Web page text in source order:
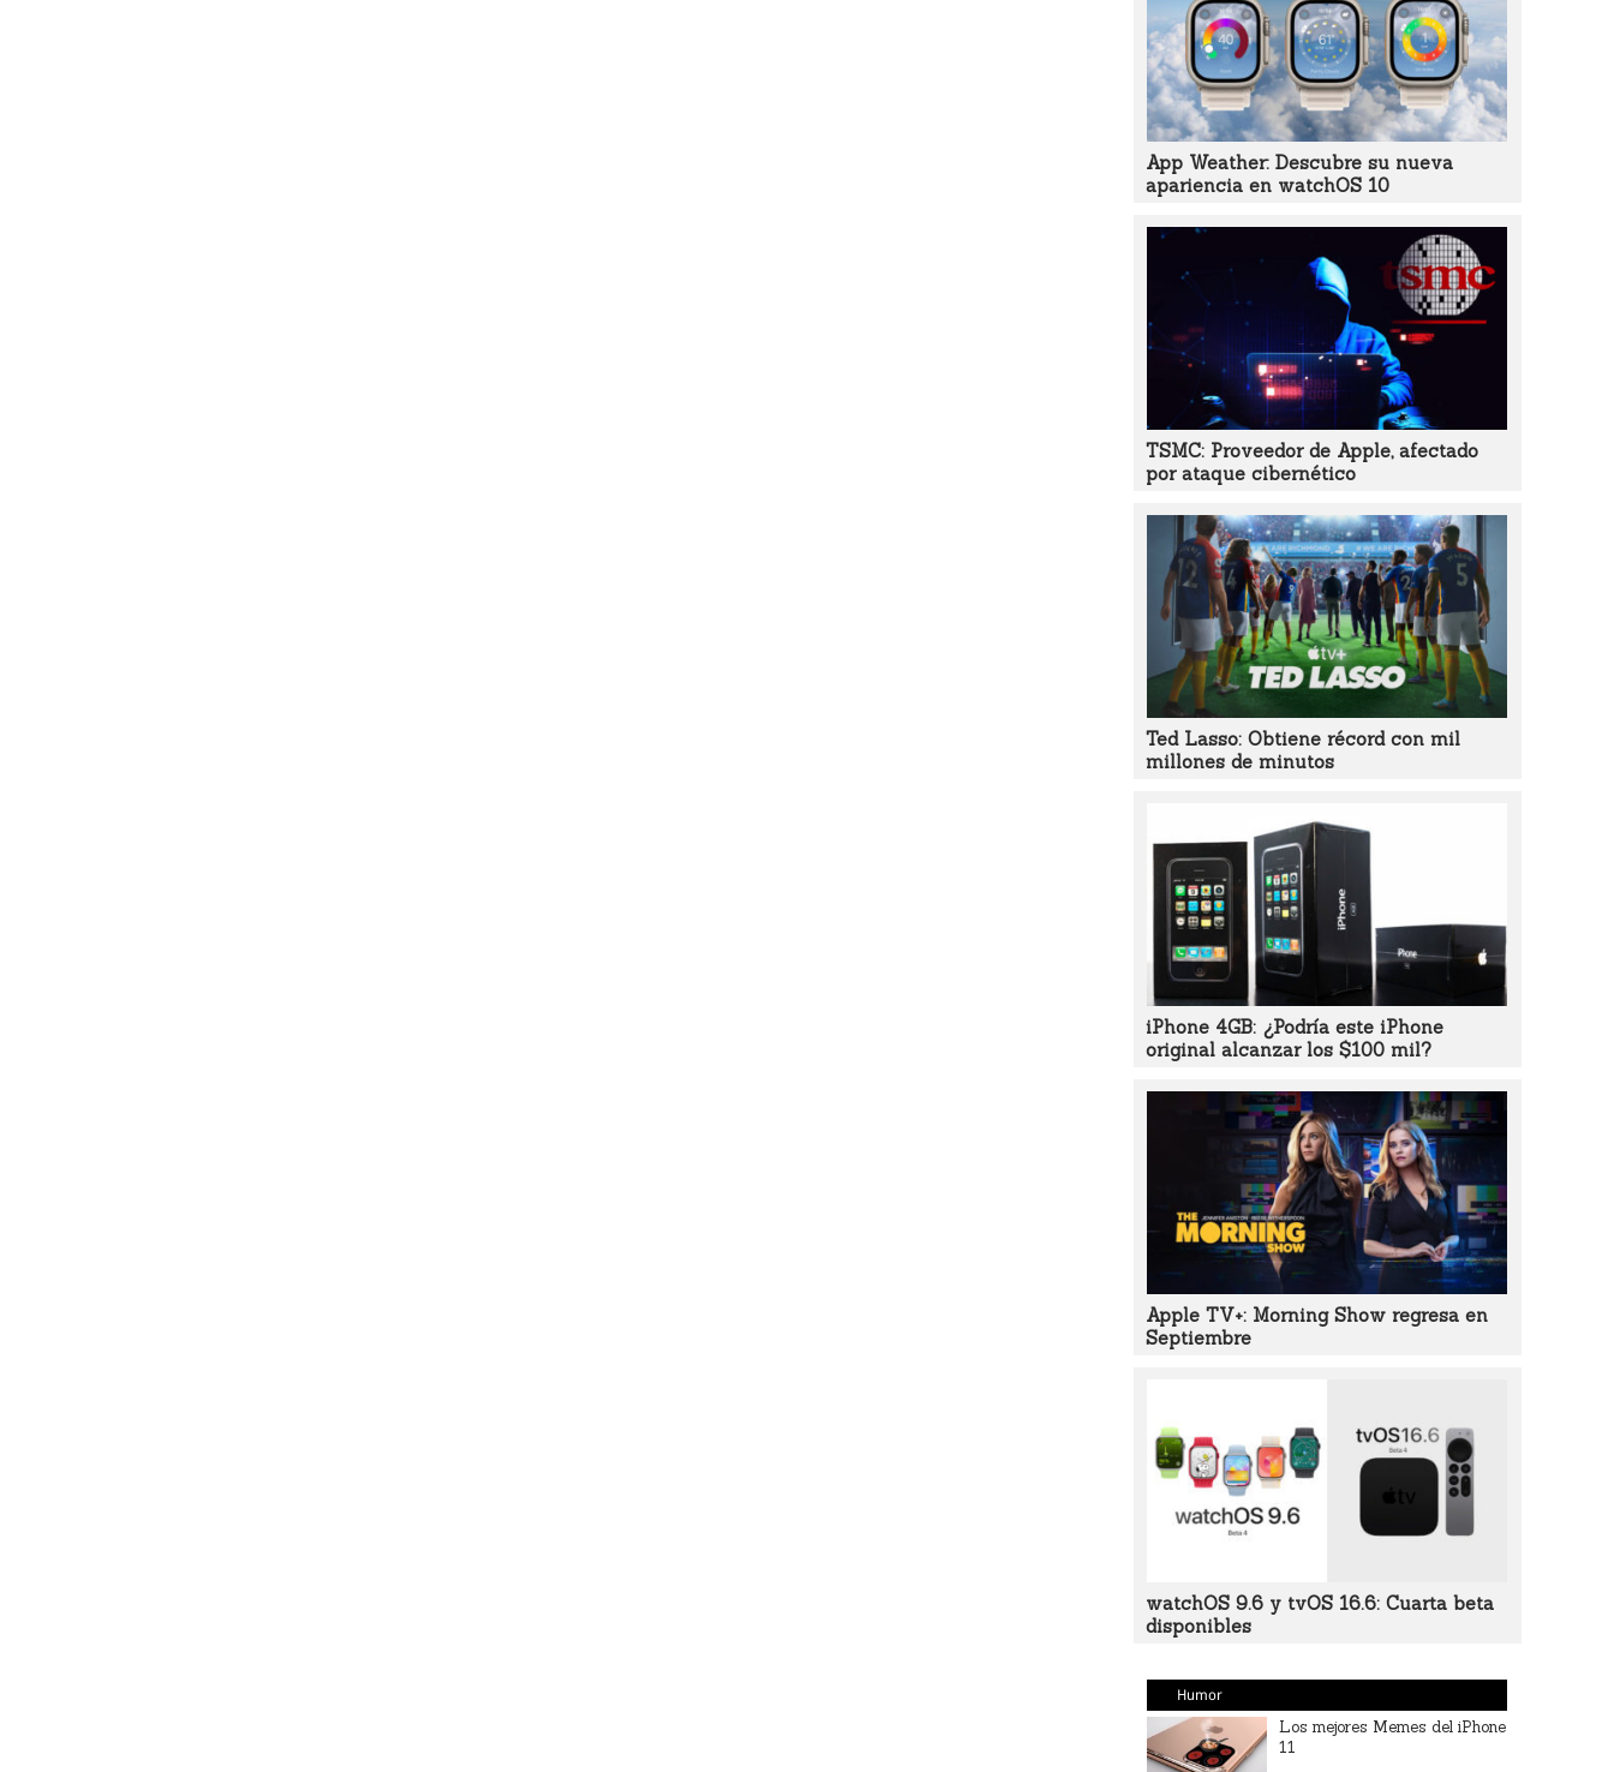
App Weather: Descubre su nueva
apariencia en watchOS 10
TSMC: Proveedor de Apple, afectado
por ataque cibernético
Ted Lasso: Obtiene récord con mil
millones de minutos
iPhone 4GB: ¿Podría este iPhone
original alcanzar los $100 mil?
Apple TV+: Morning Show regresa en
Septiembre
watchOS 9.6 y tvOS 16.6: Cuarta beta
disponibles
Humor
Los mejores Memes del iPhone
11